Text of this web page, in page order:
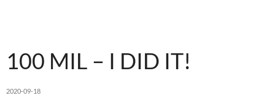
100 MIL – I DID IT!
2020-09-18